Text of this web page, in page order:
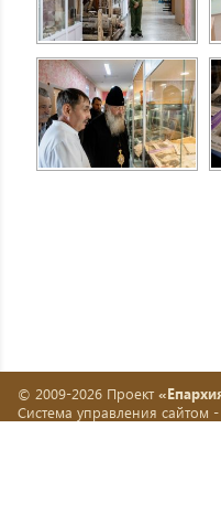
© 2009-2026 Проект
Система управления сайтом -